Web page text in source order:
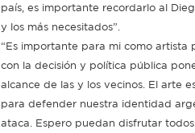
país, es importante recordarlo al
y los más necesitados”.
“Es importante para mi como
con la decisión y política pública
alcance de las y los vecinos. El arte
para defender nuestra identidad
ataca. Espero puedan disfrutar